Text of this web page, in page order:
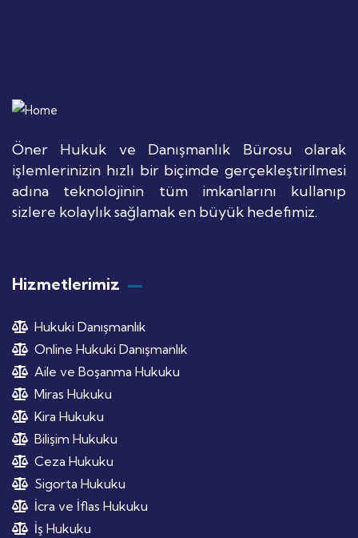
Öner Hukuk ve Danışmanlık Bürosu olarak
işlemlerinizin hızlı bir biçimde gerçekleştirilmesi
adına teknolojinin tüm imkanlarını kullanıp
sizlere kolaylık sağlamak en büyük hedefimiz.
Hizmetlerimiz
Hukuki Danışmanlık
Online Hukuki Danışmanlık
Aile ve Boşanma Hukuku
Miras Hukuku
Kira Hukuku
Bilişim Hukuku
Ceza Hukuku
Sigorta Hukuku
İcra ve İflas Hukuku
İş Hukuku